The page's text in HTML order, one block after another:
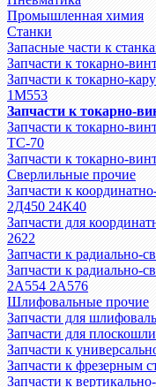
Промышленная химия
Станки
Запасные части к
Запчасти к токарно-
Запчасти к токарно-
1М553
Запчасти к токарно-
Запчасти к токарно-
ТС-70
Запчасти к токарно-
Сверлильные прочие
Запчасти к
2Д450 24К40
Запчасти для
2622
Запчасти к радиально-
Запчасти к
2А554 2А576
Шлифовальные прочие
Запчасти для
Запчасти для
Запчасти к
Запчасти к
Запчасти к